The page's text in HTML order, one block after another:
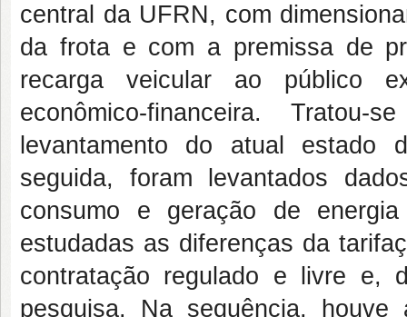
central da UFRN, com
da frota e com a premissa de
recarga veicular ao público
econômico-financeira.
levantamento do atual estado
seguida, foram levantados
consumo e geração de
estudadas as diferenças da
contratação regulado e livre e,
pesquisa. Na sequência,